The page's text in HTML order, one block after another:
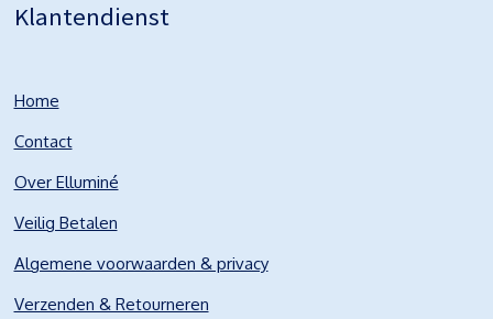
Klantendienst
Home
Contact
Over Elluminé
Veilig Betalen
Algemene voorwaarden & privacy
Verzenden & Retourneren